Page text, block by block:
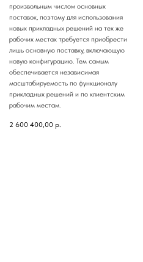
произвольным числом основных
поставок, поэтому для использования
новых прикладных решений на тех же
рабочих местах требуется приобрести
лишь основную поставку, включающую
новую конфигурацию. Тем самым
обеспечивается независимая
масштабируемость по функционалу
прикладных решений и по клиентским
рабочим местам.
2 600 400,00 р.